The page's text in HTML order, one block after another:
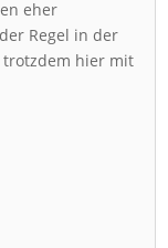
eher
Regel in der
trotzdem hier mit